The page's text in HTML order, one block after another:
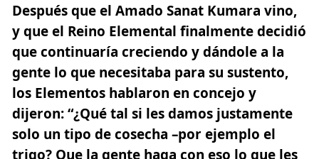
Después que el Amado Sanat Kumara vino,
y que el Reino Elemental finalmente decidió
que continuaría creciendo y dándole a la
gente lo que necesitaba para su sustento,
los Elementos hablaron en concejo y
dijeron: “¿Qué tal si les damos justamente
solo un tipo de cosecha –por ejemplo el
trigo? Que la gente haga con eso lo que les